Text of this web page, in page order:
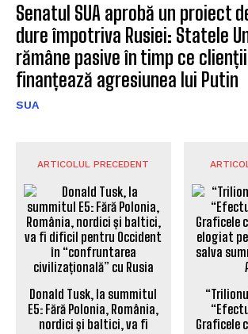
Senatul SUA aprobă un proiect
dure împotriva Rusiei: Statele
rămâne pasive în timp ce
finanțează agresiunea lui Putin
SUA
ARTICOLUL PRECEDENT
Donald Tusk, la summitul
E5: Fără Polonia, România,
nordici și baltici, va fi
Graficele